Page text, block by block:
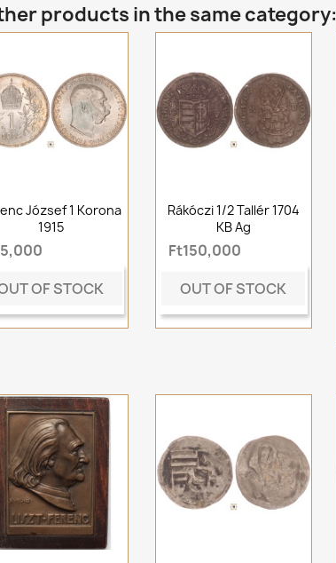
products in the same category:
József 1 Korona
1915
OF STOCK
Rákóczi 1/2 Tallér 1704
KB Ag
Ft150,000
OUT OF STOCK